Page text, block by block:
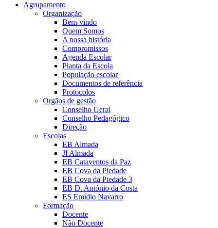
Agrupamento
Organização
Bem-vindo
Quem Somos
A nossa história
Compromissos
Agenda Escolar
Planta da Escola
População escolar
Documentos de referência
Protocolos
Orgãos de gestão
Conselho Geral
Conselho Pedagógico
Direção
Escolas
EB Almada
JI Almada
EB Cataventos da Paz
EB Cova da Piedade
EB Cova da Piedade 3
EB D. António da Costa
ES Emídio Navarro
Formação
Docente
Não Docente